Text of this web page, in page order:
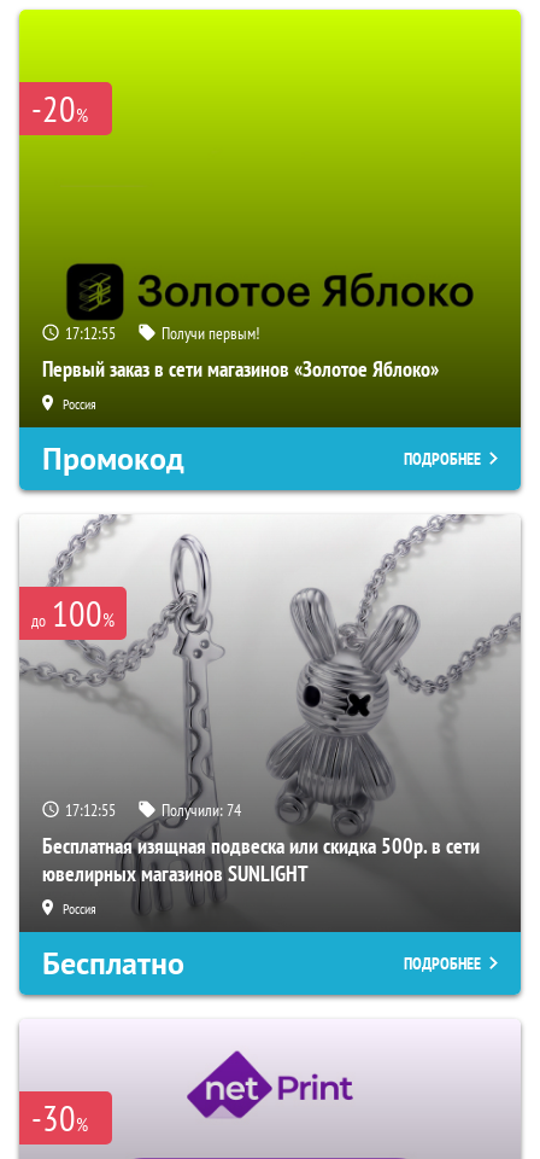
-20%
17:12:54 Получи первым!
Первый заказ в сети магазинов «Золотое Яблоко»
Россия
Промокод ПОДРОБНЕЕ
до 100%
17:12:54 Получили:74
Бесплатная изящная подвеска или скидка 500р. в сети
ювелирных магазинов SUNLIGHT
Россия
Бесплатно ПОДРОБНЕЕ
-30%